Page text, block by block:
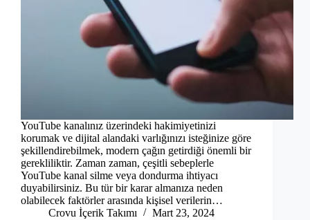
YouTube kanalınız üzerindeki hakimiyetinizi
korumak ve dijital alandaki varlığınızı isteğinize göre
şekillendirebilmek, modern çağın getirdiği önemli bir
gerekliliktir. Zaman zaman, çeşitli sebeplerle
YouTube kanal silme veya dondurma ihtiyacı
duyabilirsiniz. Bu tür bir karar almanıza neden
olabilecek faktörler arasında kişisel verilerin…
Crovu İçerik Takımı
Mart 23, 2024